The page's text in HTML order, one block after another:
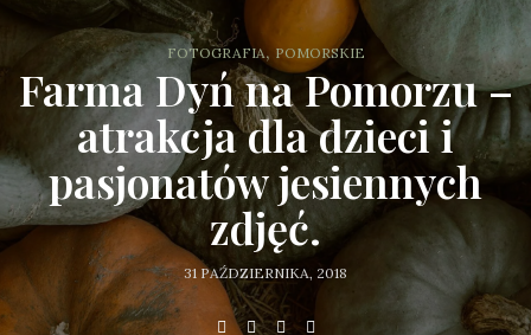
FOTOGRAFIA, POMORSKIE
Farma Dyń na Pomorzu –
atrakcja dla dzieci i
pasjonatów jesiennych
zdjęć.
31 PAŹDZIERNIKA, 2018